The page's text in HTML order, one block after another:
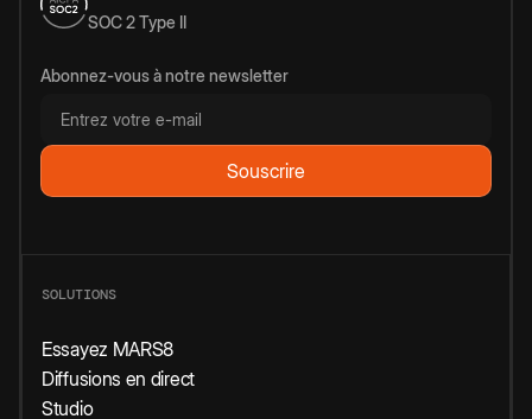
SOC 2 Type II
Abonnez-vous à notre newsletter
SOLUTIONS
Essayez MARS8
Diffusions en direct
Studio